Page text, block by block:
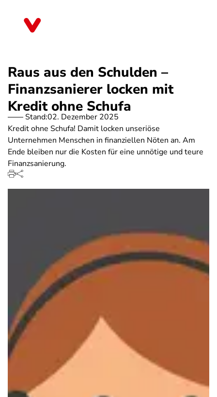
Raus aus den Schulden –
Finanzsanierer locken mit
Kredit ohne Schufa
Stand:02. Dezember 2025
Kredit ohne Schufa! Damit locken unseriöse
Unternehmen Menschen in finanziellen Nöten an. Am
Ende bleiben nur die Kosten für eine unnötige und teure
Finanzsanierung.